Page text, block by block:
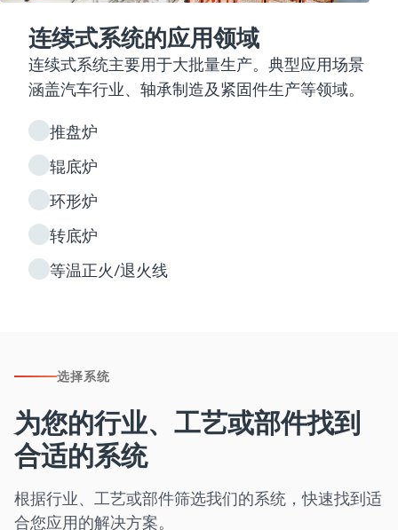
连续式系统的应用领域
连续式系统主要用于大批量生产。典型应用场景
涵盖汽车行业、轴承制造及紧固件生产等领域。
推盘炉
辊底炉
环形炉
转底炉
等温正火/退火线
选择系统
为您的行业、工艺或部件找到
合适的系统
根据行业、工艺或部件筛选我们的系统，快速找到适
合您应用的解决方案。